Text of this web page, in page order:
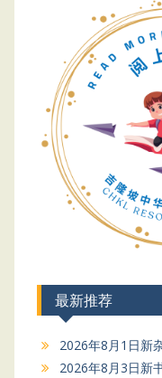
最新推荐
2026年8月1日新
2026年8月3日新